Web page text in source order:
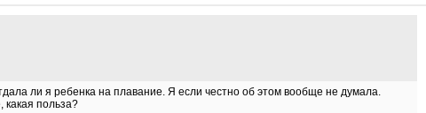
ли я ребенка на плавание. Я если честно об этом вообще не думала.
какая польза?